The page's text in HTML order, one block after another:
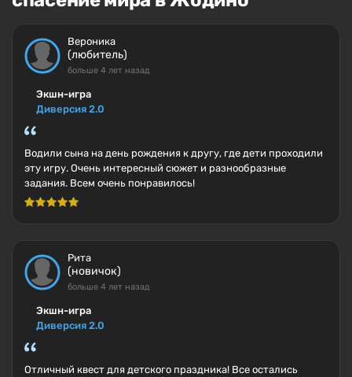
Вероника
(любитель)
больше 4 лет назад
Экшн-игра
Диверсия 2.0
Водили сына на день рождения к другу, где дети проходили
эту игру. Очень интересный сюжет и разнообразные
задания. Всем очень понравилось!
Рита
(новичок)
больше 4 лет назад
Экшн-игра
Диверсия 2.0
Отличный квест для детского праздника! Все остались